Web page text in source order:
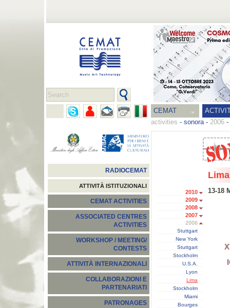
CEMAT
activities - sonora- 2006 -
RADIOCEMAT
ATTIVITÀ ISTITUZIONALI
CEMAT ACTIVITIES
ASSOCIATED CENTRES
ACTIVITIES
WORKSHOP / MEETING/
CONTESTS
ATTIVITÀ INTERNAZIONALI
COLLABORAZIONI E
PARTENARIATI
PATRONAGES
2010
2009
2008
2007
2006
Stuttgart
New York
Stuttgart
Stockholm
U.S.A.
Lyon
Lima
Stockholm
Miami
Bourges
Lima
13-18